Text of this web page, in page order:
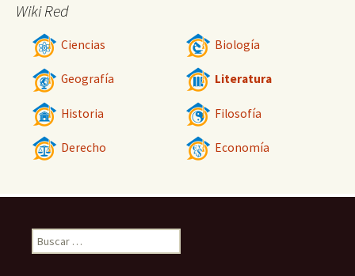
Wiki Red
Ciencias Biología
Geografía Literatura
Historia Filosofía
Derecho Economía
Buscar: